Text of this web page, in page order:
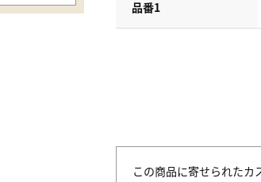
品番1
この商品に寄せられたカ